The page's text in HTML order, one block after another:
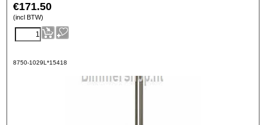
€171.50
(incl BTW)
8750-1029L*15418